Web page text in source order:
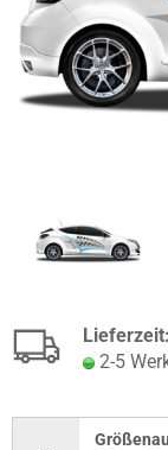
Lieferzeit:
2-5